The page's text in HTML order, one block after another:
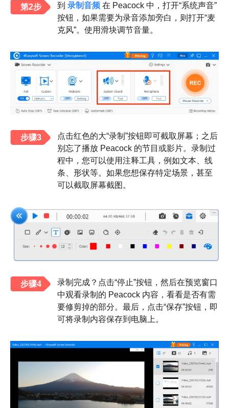
第2步 到 录制音频 在 Peacock 中，打开“系统声音”
按钮，如果需要为录音添加旁白，则打开“麦
克风”。使用滑块调节音量。
步骤3
点击红色的大“录制”按钮即可截取屏幕；之后
别忘了播放 Peacock 的节目或影片。录制过
程中，您可以使用注释工具，例如文本、线
条、形状等。如果您想保存特定场景，甚至
可以截取屏幕截图。
步骤4
录制完成？点击“停止”按钮，然后在预览窗口
中观看录制的 Peacock 内容，看看是否有需
要修剪掉的部分。最后，点击“保存”按钮，即
可将录制内容保存到电脑上。